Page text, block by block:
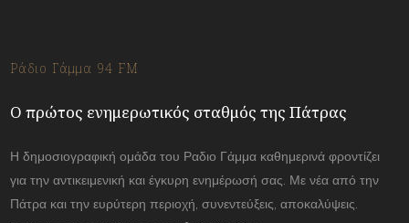
Ράδιο Γάμμα 94 FM
Ο πρώτος ενημερωτικός σταθμός της Πάτρας
Η δημοσιογραφική ομάδα του Ραδιο Γάμμα καθημερινά φροντίζει
για την αντικειμενική και έγκυρη ενημέρωσή σας. Με νέα από την
Πάτρα και την ευρύτερη περιοχή, συνεντεύξεις, αποκαλύψεις.